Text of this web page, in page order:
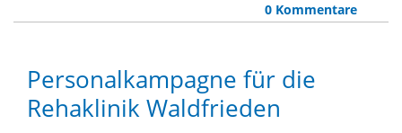
0 Kommentare
Personalkampagne für die
Rehaklinik Waldfrieden